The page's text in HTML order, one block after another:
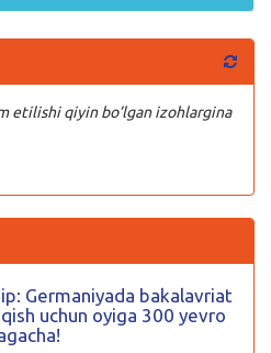
etilishi qiyin bo’lgan izohlargina
Germaniyada bakalavriat
uchun oyiga 300 yevro